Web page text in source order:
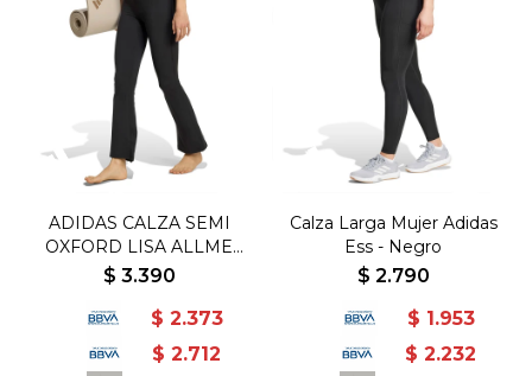
ADIDAS CALZA SEMI
OXFORD LISA ALLME
ESS FLARE - Negro
$ 3.390
$ 2.373
$ 2.712
Calza Larga Mujer Adidas
Ess - Negro
$ 2.790
$ 1.953
$ 2.232